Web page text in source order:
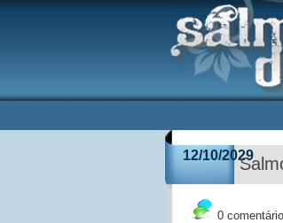
12/10/2029
0